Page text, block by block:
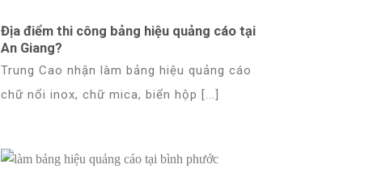
Địa điểm thi công bảng hiệu quảng cáo tại
An Giang?
Trung Cao nhận làm bảng hiệu quảng cáo
chữ nổi inox, chữ mica, biển hộp [...]